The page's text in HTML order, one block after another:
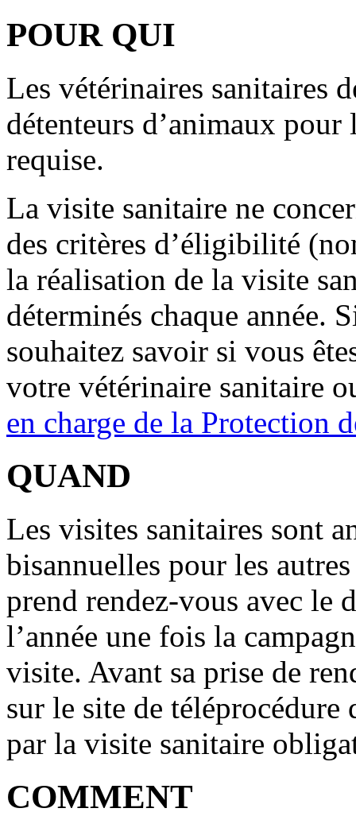
POUR QUI
Les vétérinaires sanitaires
détenteurs d’animaux
requise.
La visite sanitaire ne
des critères d’éligibilité
la réalisation de la visite
déterminés chaque année.
souhaitez savoir si vous
votre vétérinaire sanitaire
en charge de la Protection
QUAND
Les visites sanitaires sont
bisannuelles pour les
prend rendez-vous avec le
l’année une fois la
visite. Avant sa prise de
sur le site de téléprocédure
par la visite sanitaire
COMMENT